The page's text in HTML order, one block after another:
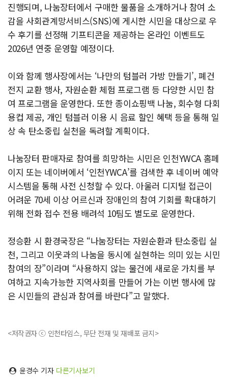
진행되며, 나눔장터에서 구매한 물품을 소개하거나 참여 소
감을 사회관계망서비스(SNS)에 게시한 시민을 대상으로 우
수 후기를 선정해 기프티콘을 제공하는 온라인 이벤트도
2026년 연중 운영할 예정이다.
이와 함께 행사장에서는 ‘나만의 텀블러 가방 만들기’, 폐건
전지 교환 행사, 자원순환 체험 프로그램 등 다양한 시민 참
여 프로그램을 운영한다. 또한 종이쇼핑백 나눔, 회수형 다회
용컵 제공, 개인 텀블러 이용 시 음료 할인 혜택 등을 통해 일
상 속 탄소중립 실천을 독려할 계획이다.
나눔장터 판매자로 참여를 희망하는 시민은 인천YWCA 홈페
이지 또는 네이버에서 ‘인천YWCA’를 검색한 후 네이버 예약
시스템을 통해 사전 신청할 수 있다. 아울러 디지털 접근이
어려운 70세 이상 어르신과 장애인의 참여 기회를 확대하기
위해 전화 접수 전용 배려석 10팀도 별도로 운영한다.
정승환 시 환경국장은 “나눔장터는 자원순환과 탄소중립 실
천, 그리고 이웃과의 나눔을 동시에 실현하는 의미 있는 시민
참여의 장”이라며 “사용하지 않는 물건에 새로운 가치를 부
여하고 지속가능한 지역사회를 만들어 가는 이번 행사에 많
은 시민들의 관심과 참여를 바란다”고 말했다.
<저작권자 ⓒ 인천타임스, 무단 전재 및 재배포 금지>
윤경수 기자 다른기사보기